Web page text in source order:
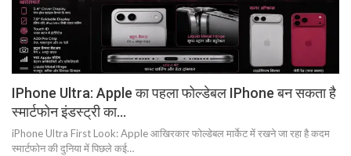
IPhone Ultra: Apple का पहला फोल्डेबल IPhone बन सकता है
स्मार्टफोन इंडस्ट्री का…
iPhone Ultra First Look: Apple आखिरकार फोल्डेबल मार्केट में रखने जा रहा है कदम
स्मार्टफोन की दुनिया में पिछले कई…